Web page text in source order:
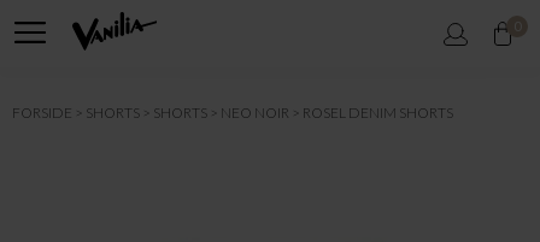
0
FORSIDE SHORTS SHORTS NEO NOIR ROSEL DENIM SHORTS